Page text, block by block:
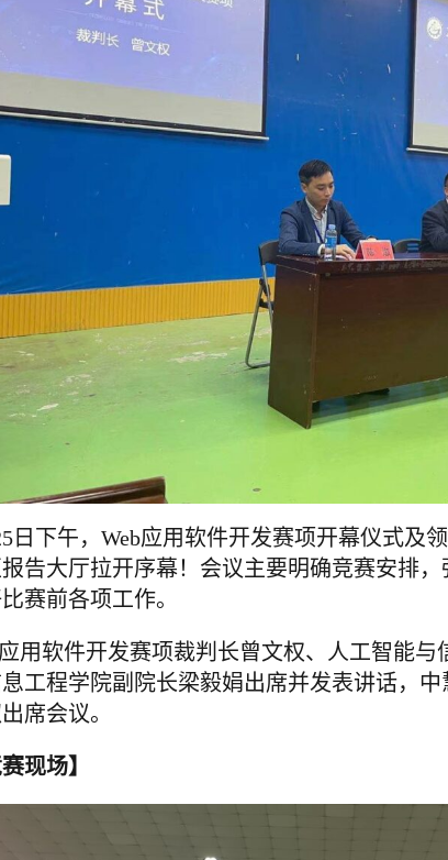
日下午，Web应用软件开发赛项开幕仪式及
告大厅拉开序幕！会议主要明确竞赛安排
赛前各项工作。
用软件开发赛项裁判长曾文权、人工智能
工程学院副院长梁毅娟出席并发表讲话，
席会议。
赛现场】